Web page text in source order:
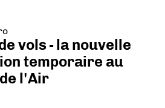
vols - la nouvelle
temporaire au
l'Air